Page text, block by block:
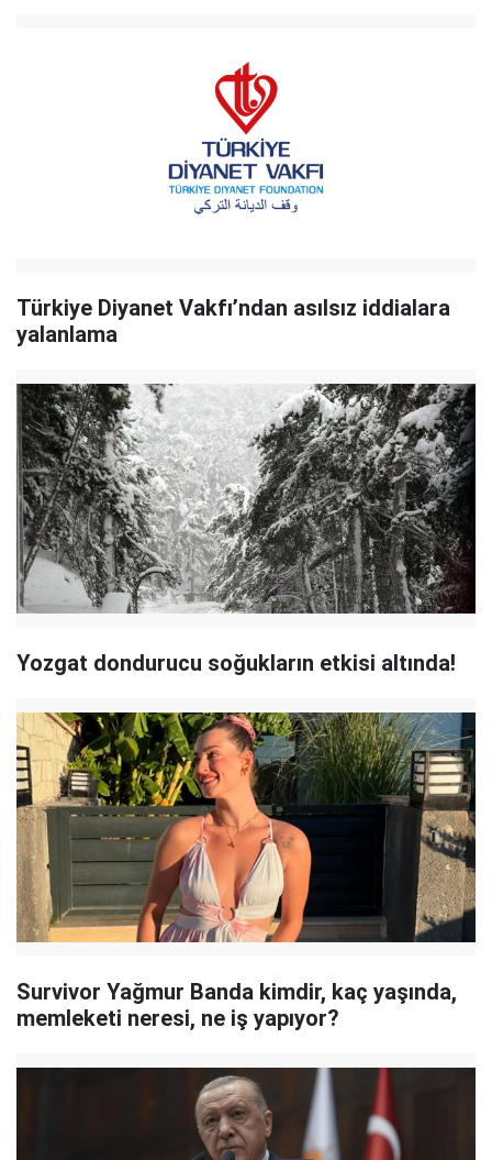
Türkiye Diyanet Vakfı’ndan asılsız iddialara
yalanlama
Yozgat dondurucu soğukların etkisi altında!
Survivor Yağmur Banda kimdir, kaç yaşında,
memleketi neresi, ne iş yapıyor?